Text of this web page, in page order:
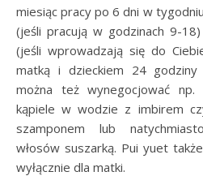
miesiąc pracy po 6 dni w
(jeśli pracują w godzinach 9-
(jeśli wprowadzają się do
matką i dzieckiem 24 godziny
można też wynegocjować np.
kąpiele w wodzie z imbirem
szamponem lub
włosów suszarką. Pui yuet
wyłącznie dla matki.